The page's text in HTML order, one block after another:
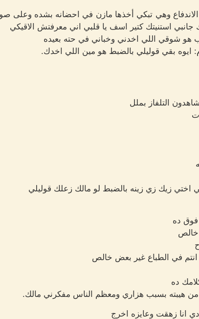
وهي تبكي أخذها مازن في احضانه بشده وعلى
استنيتك كتير اسف يا قلبي اني معرفتش الاقيكي
هو شوقي اللي اخدني وخباني في حته بعيده
ايوه بقي قوليلي بالضبط هو مين اللي اخدك.
التلفاز بملل
اختي زيك زي زينه بالضبط لو مالك زعلك قوليلي
ده
في الطباع غير بعض خالص
ده
من هيبته بسبب هزاري ومعظم الناس مفكرني مالك.
انا زهقت وعايزه اخرج